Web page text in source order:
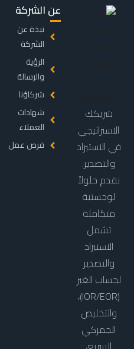
شريكك
الاستراتيجي
في الاستيراد
والتصدير.
نقدم حلولاً
لوجستية
متكاملة
تشمل
الاستيراد
والتصدير
لحساب الغير
(IOR/EOR)،
والتخليص
الجمركي
عن الشركة
نبذة عن
الشركة
الرؤية
والرسالة
شركاؤنا
شهادات
العملاء
فرص عمل